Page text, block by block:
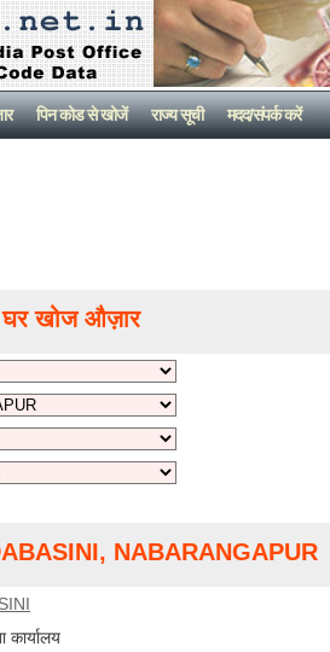
पिन कोड से खोजें राज्य सूची मदद/संपर्क करें
घर खोज औज़ार
NABARANGAPUR
कार्यालय